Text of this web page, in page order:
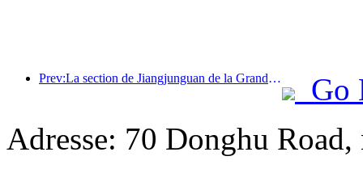
Prev:La section de Jiangjunguan de la Grande Muraille, située dans le district de Pinggu à Pékin, devrait ouvrir au public dès la fin de l'année 2026.
Go
Adresse: 70 Donghu